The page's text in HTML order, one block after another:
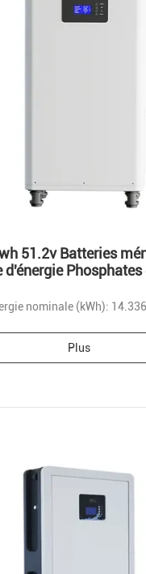
51.2v Batteries
d'énergie Phosphates
nominale (kWh):
Plus